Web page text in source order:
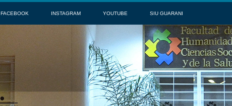
FACEBOOK INSTAGRAM YOUTUBE SIU GUARANI